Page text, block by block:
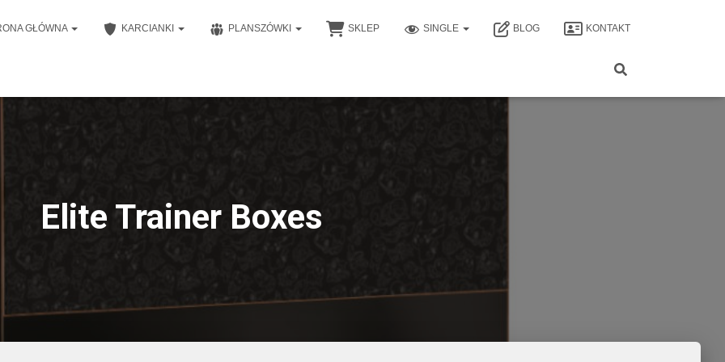
GŁÓWNA KARCIANKI PLANSZÓWKI SKLEP SINGLE BLOG KONTAKT
Elite Trainer Boxes